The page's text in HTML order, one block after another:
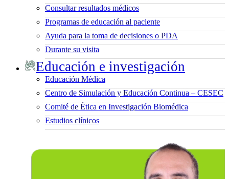
Consultar resultados médicos
Programas de educación al paciente
Ayuda para la toma de decisiones o PDA
Durante su visita
Educación e investigación
Educación Médica
Centro de Simulación y Educación Continua – CESEC
Comité de Ética en Investigación Biomédica
Estudios clínicos